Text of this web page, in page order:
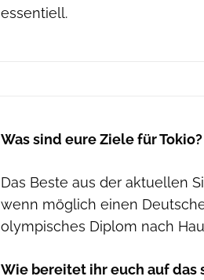
essentiell.
Was sind eure Ziele für Tokio?
Das Beste aus der aktuellen
wenn möglich einen
olympisches Diplom nach
Wie bereitet ihr euch auf das